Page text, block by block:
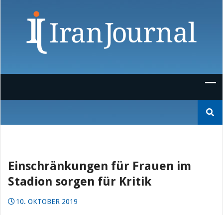
nach:
Einschränkungen für Frauen im
Stadion sorgen für Kritik
10. OKTOBER 2019